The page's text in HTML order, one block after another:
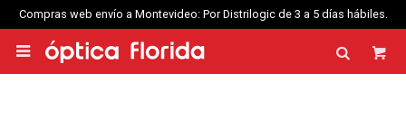
Compras web envío a Montevideo: Por Distrilogic de 3 a 5 días hábiles.
